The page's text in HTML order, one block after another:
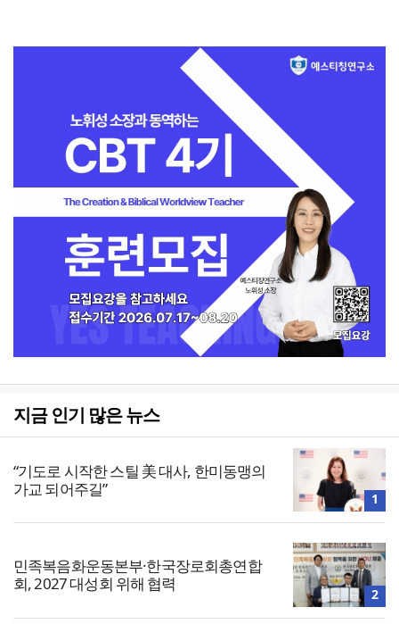
지금 인기 많은 뉴스
“기도로 시작한 스틸 美 대사, 한미동맹의
가교 되어주길”
1
민족복음화운동본부·한국장로회총연합
회, 2027 대성회 위해 협력
2